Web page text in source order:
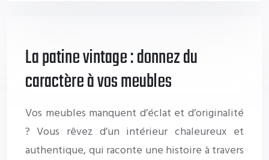
La patine vintage : donnez du
caractère à vos meubles
Vos meubles manquent d’éclat et d’originalité
? Vous rêvez d’un intérieur chaleureux et
authentique, qui raconte une histoire à travers